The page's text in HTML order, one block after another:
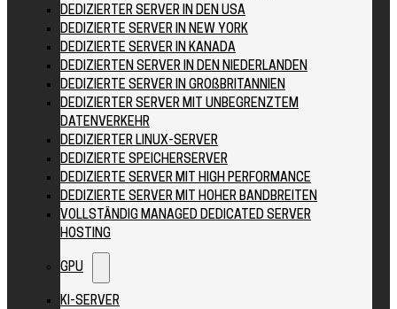
DEDIZIERTER SERVER IN DEN USA
DEDIZIERTE SERVER IN NEW YORK
DEDIZIERTE SERVER IN KANADA
DEDIZIERTEN SERVER IN DEN NIEDERLANDEN
DEDIZIERTE SERVER IN GROßBRITANNIEN
DEDIZIERTER SERVER MIT UNBEGRENZTEM
DATENVERKEHR
DEDIZIERTER LINUX-SERVER
DEDIZIERTE SPEICHERSERVER
DEDIZIERTE SERVER MIT HIGH PERFORMANCE
DEDIZIERTE SERVER MIT HOHER BANDBREITEN
VOLLSTÄNDIG MANAGED DEDICATED SERVER
HOSTING
GPU
KI-SERVER